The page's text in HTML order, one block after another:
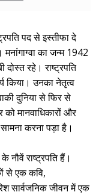
पद से इस्तीफा दे
मनांगाग्वा का जन्म 1942
रहे। राष्ट्रपति
किया। उनका नेतृत्व
दुनिया से फिर से
मानवाधिकारों और
करना पड़ा है।
राष्ट्रपति हैं।
से एक कवि,
सार्वजनिक जीवन में एक